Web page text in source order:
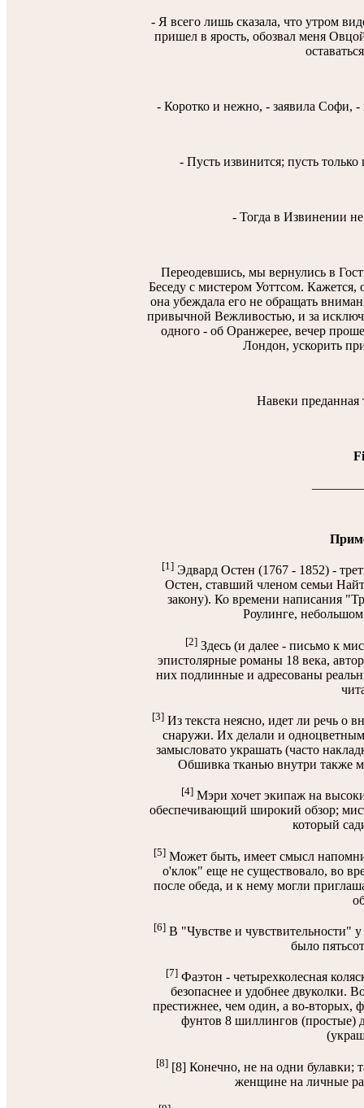
- Я всего лишь сказала, что утром
пришел в ярость, обозвал меня
- Коротко и нежно, - заявила Софи,
- Пусть извинится; пусть
- Тогда в Извинении
Переодевшись, мы вернулись в
Беседу с мистером Уоттсом.
она убеждала его не обращать
привычной Вежливостью, и за
одного - об Оранжерее, вечер
Лондон, ускорить
Навеки
[1] Эдвард Остен (1767 - 1852) -
Остен, ставший членом семьи
закону). Ко времени написания
Роулинге,
[2] Здесь (и далее - письмо к
эпистолярные романы 18 века,
них подлинные и адресованы
[3] Из текста неясно, идет ли речь о
снаружи. Их делали и
замысловато украшать (часто
Обшивка тканью внутри также
[4] Мэри хочет экипаж на
обеспечивающий широкий обзор;
который
[5] Может быть, имеет смысл
о'клок" еще не существовало, во
после обеда, и к нему могли
[6] В "Чувстве и чувствительности"
было
[7]Фаэтон - четырехколесная
безопаснее и удобнее двуколки.
престижнее, чем один, а во-вторых,
фунтов 8 шиллингов (простые)
[8] [8] Конечно, не на одни булавки;
женщине на личные